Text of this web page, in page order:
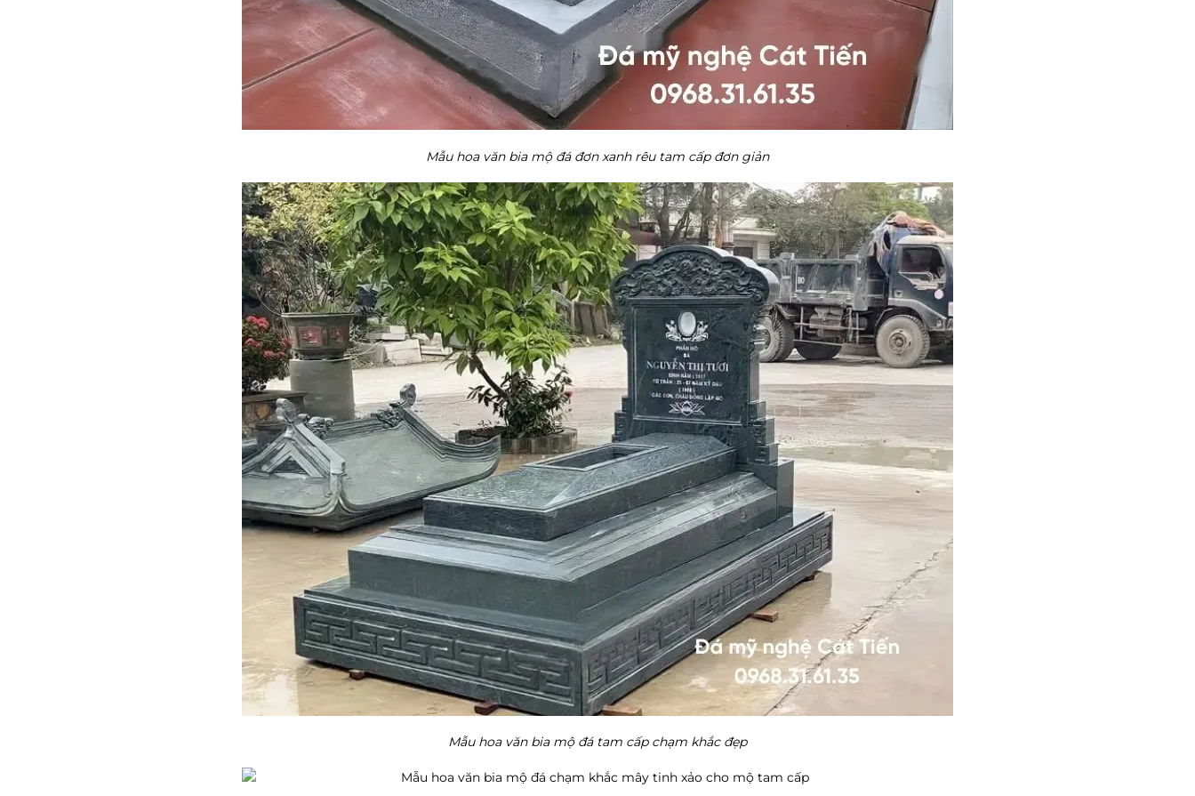
Mẫu hoa văn bia mộ đá đơn xanh rêu tam cấp đơn giản
Mẫu hoa văn bia mộ đá tam cấp chạm khắc đẹp